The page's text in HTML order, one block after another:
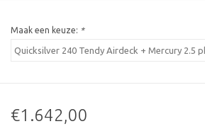
Maak een keuze: *
€1.642,00